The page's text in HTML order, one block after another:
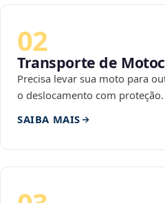
02
Transporte de
Precisa levar sua moto para
o deslocamento com proteção.
SAIBA MAIS